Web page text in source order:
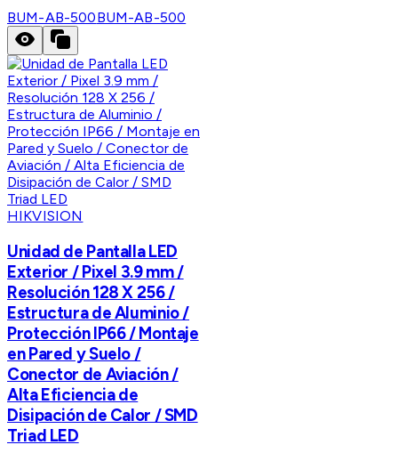
BUM-AB-500BUM-AB-500
HIKVISION
Unidad de Pantalla LED
Exterior / Pixel 3.9 mm /
Resolución 128 X 256 /
Estructura de Aluminio /
Protección IP66 / Montaje
en Pared y Suelo /
Conector de Aviación /
Alta Eficiencia de
Disipación de Calor / SMD
Triad LED